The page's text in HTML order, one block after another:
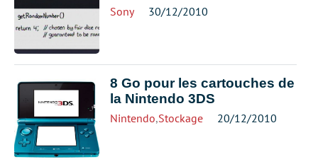
Sony 30/12/2010
8 Go pour les cartouches de
la Nintendo 3DS
Nintendo,Stockage 20/12/2010